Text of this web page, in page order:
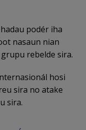
podér iha
nasaun nian
rebelde sira.
hosi
sira no atake
sira.